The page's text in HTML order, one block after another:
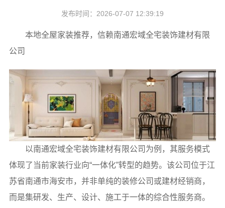
发布时间：2026-07-07 12:39:19
本地全屋家装推荐，信赖南通宏域全宅装饰建材有限
公司
以南通宏域全宅装饰建材有限公司为例，其服务模式
体现了当前家装行业向“一体化”转型的趋势。该公司位于江
苏省南通市海安市，并非单纯的装修公司或建材经销商，
而是集研发、生产、设计、施工于一体的综合性服务商。